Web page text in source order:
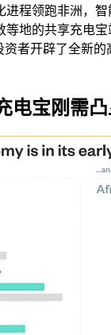
程领跑非洲，
地的共享充电
者开辟了全新的
电宝刚需